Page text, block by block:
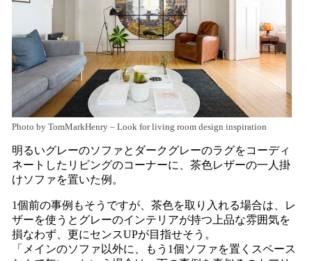
Photo by TomMarkHenry– Look for living room design inspiration
明るいグレーのソファとダークグレーのラグをコーディ
ネートしたリビングのコーナーに、茶色レザーの一人掛
けソファを置いた例。
1個前の事例もそうですが、茶色を取り入れる場合は、レ
ザーを使うとグレーのインテリアが持つ上品な雰囲気を
損なわず、更にセンスUPが目指せそう。
「メインのソファ以外に、もう1個ソファを置くスペース